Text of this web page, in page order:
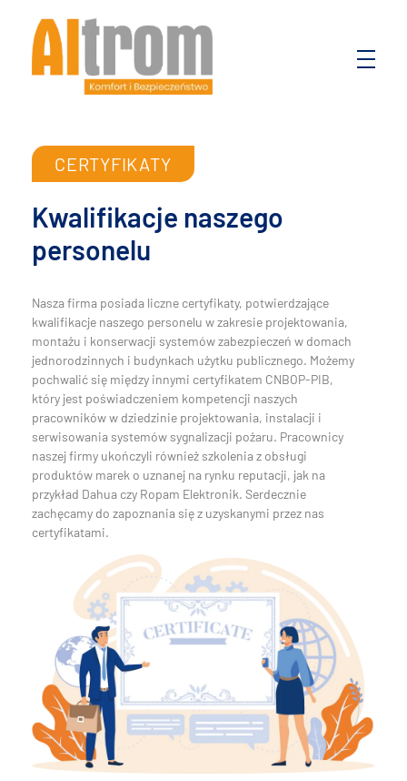
CERTYFIKATY
Kwalifikacje naszego
personelu
Nasza firma posiada liczne certyfikaty, potwierdzające
kwalifikacje naszego personelu w zakresie projektowania,
montażu i konserwacji systemów zabezpieczeń w domach
jednorodzinnych i budynkach użytku publicznego. Możemy
pochwalić się między innymi certyfikatem CNBOP-PIB,
który jest poświadczeniem kompetencji naszych
pracowników w dziedzinie projektowania, instalacji i
serwisowania systemów sygnalizacji pożaru. Pracownicy
naszej firmy ukończyli również szkolenia z obsługi
produktów marek o uznanej na rynku reputacji, jak na
przykład Dahua czy Ropam Elektronik. Serdecznie
zachęcamy do zapoznania się z uzyskanymi przez nas
certyfikatami.